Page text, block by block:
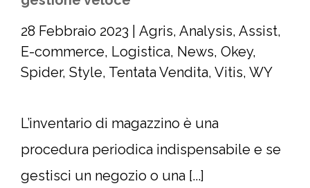
28 Febbraio 2023
Agris, Analysis, Assist,
E-commerce, Logistica, News, Okey,
Spider, Style, Tentata Vendita, Vitis, WY
L’inventario di magazzino è una
procedura periodica indispensabile e se
gestisci un negozio o una [...]